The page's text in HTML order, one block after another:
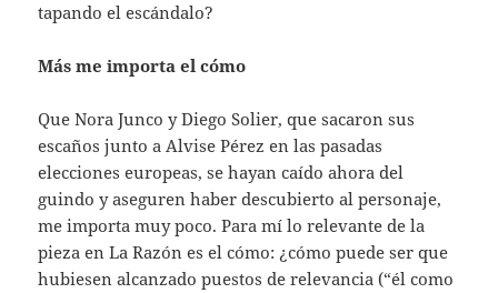
tapando el escándalo?
Más me importa el cómo
Que Nora Junco y Diego Solier, que sacaron sus
escaños junto a Alvise Pérez en las pasadas
elecciones europeas, se hayan caído ahora del
guindo y aseguren haber descubierto al personaje,
me importa muy poco. Para mí lo relevante de la
pieza en La Razón es el cómo: ¿cómo puede ser que
hubiesen alcanzado puestos de relevancia (“él como